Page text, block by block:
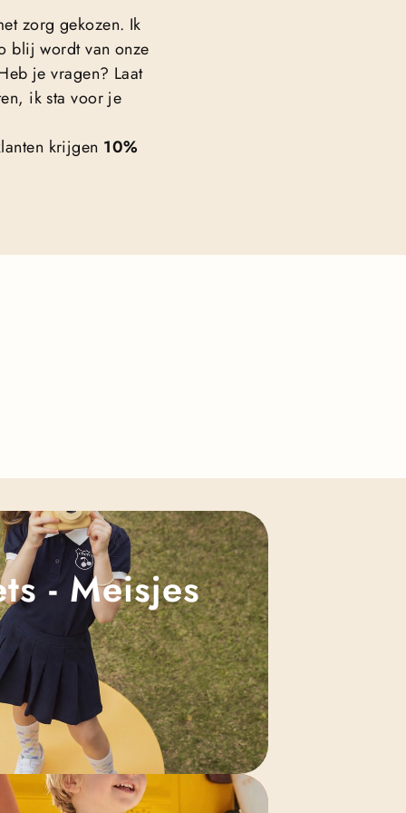
zorg gekozen. Ik
blij wordt van onze
je vragen? Laat
ik sta voor je
krijgen 10%
- Meisjes